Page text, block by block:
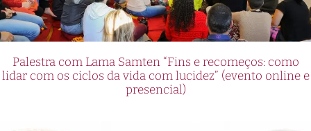
Palestra com Lama Samten “Fins e recomeços: como
lidar com os ciclos da vida com lucidez” (evento online e
presencial)